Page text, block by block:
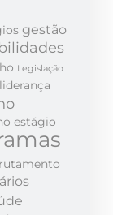
gestão
Legislação
liderança
estágio